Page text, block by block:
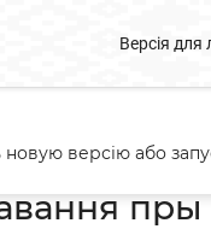
Версія
Рэспублікі Беларусь
пры
версію або